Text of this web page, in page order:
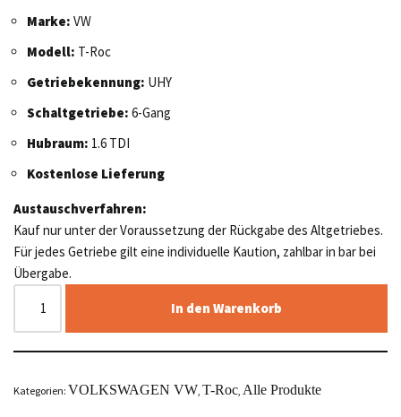
Marke: VW
Modell: T-Roc
Getriebekennung: UHY
Schaltgetriebe: 6-Gang
Hubraum: 1.6 TDI
Kostenlose Lieferung
Austauschverfahren:
Kauf nur unter der Voraussetzung der Rückgabe des Altgetriebes.
Für jedes Getriebe gilt eine individuelle Kaution, zahlbar in bar bei
Übergabe.
In den Warenkorb
Kategorien: VOLKSWAGEN VW T-Roc Alle Produkte